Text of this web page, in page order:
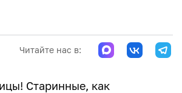
Читайте нас в:
Старинные, как